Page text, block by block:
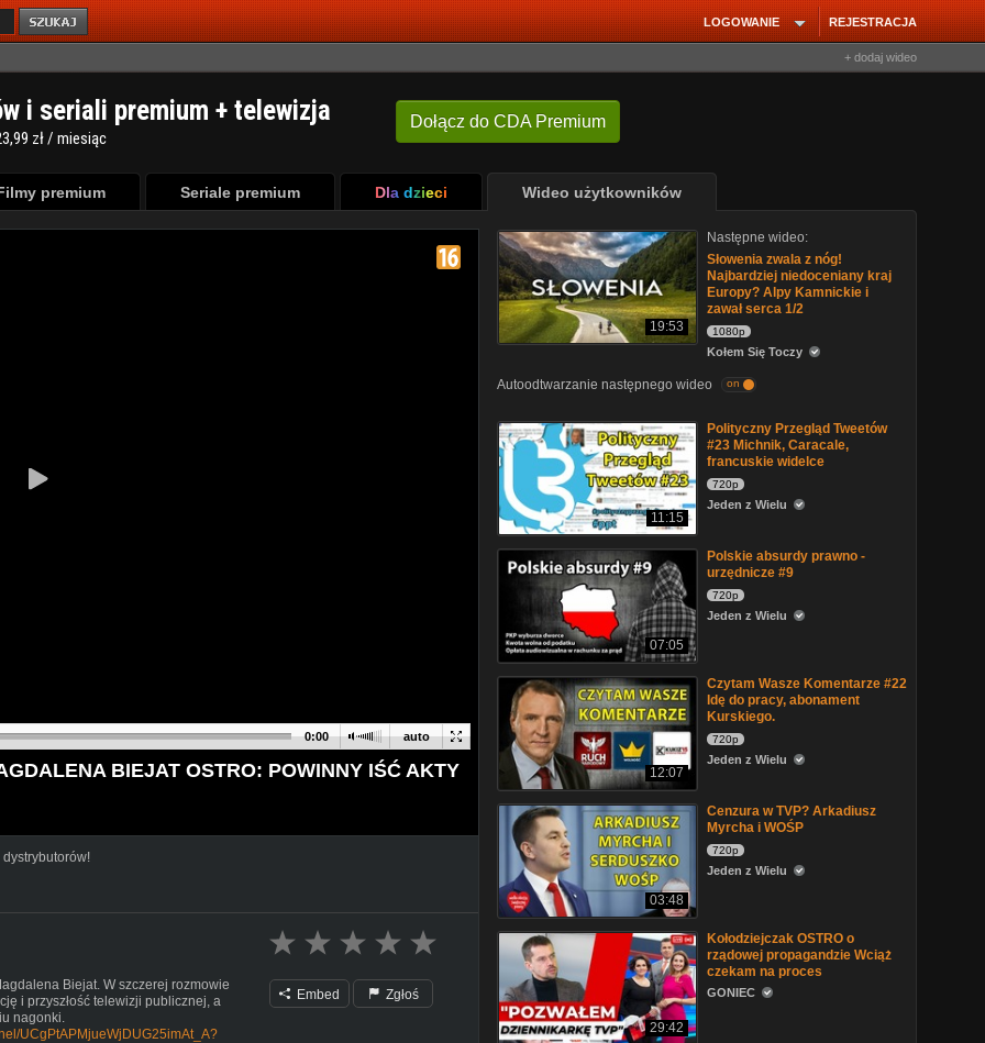
REJESTRACJA
LOGOWANIE
+ dodaj wideo
Dołącz do CDA Premium
i seriali premium + telewizja
zł / miesiąc
premium Seriale premium Dla dzieci Wideo użytkowników
auto
0:00
BIEJAT OSTRO: POWINNY IŚĆ AKTY
Biejat. W szczerej rozmowie
i przyszłość telewizji publicznej, a
nagonki.
UCgPtAPMjueWjDUG25imAt_A?
Embed Zgłoś
19:53
Następne wideo:
Słowenia zwala z nóg!
Najbardziej niedoceniany kraj
Europy? Alpy Kamnickie i
zawał serca 1/2
1080p
Kołem Się Toczy
Autoodtwarzanie następnego wideo on
11:15
Polityczny Przegląd Tweetów
#23 Michnik, Caracale,
francuskie widelce
720p
Jeden z Wielu
07:05
Polskie absurdy prawno -
urzędnicze #9
720p
Jeden z Wielu
12:07
Czytam Wasze Komentarze #22
Idę do pracy, abonament
Kurskiego.
720p
Jeden z Wielu
03:48
Cenzura w TVP? Arkadiusz
Myrcha i WOŚP
720p
Jeden z Wielu
29:42
Kołodziejczak OSTRO o
rządowej propagandzie Wciąż
czekam na proces
GONIEC